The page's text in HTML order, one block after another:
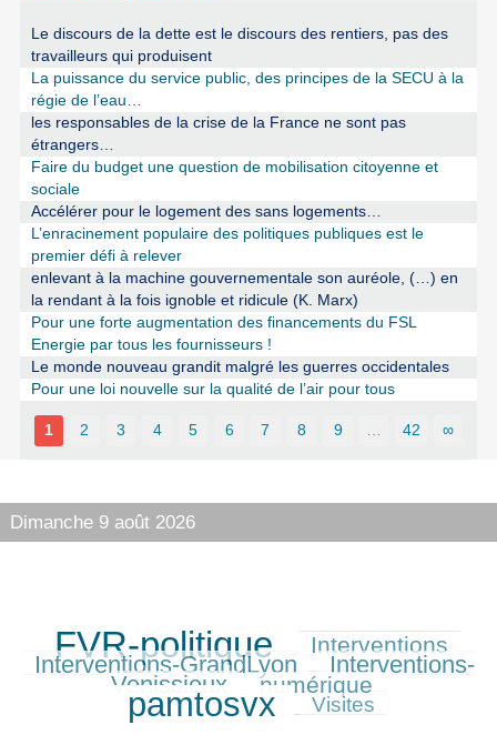
Le discours de la dette est le discours des rentiers, pas des
travailleurs qui produisent
La puissance du service public, des principes de la SECU à la
régie de l’eau…
les responsables de la crise de la France ne sont pas
étrangers…
Faire du budget une question de mobilisation citoyenne et
sociale
Accélérer pour le logement des sans logements…
L’enracinement populaire des politiques publiques est le
premier défi à relever
enlevant à la machine gouvernementale son auréole, (…) en
la rendant à la fois ignoble et ridicule (K. Marx)
Pour une forte augmentation des financements du FSL
Energie par tous les fournisseurs !
Le monde nouveau grandit malgré les guerres occidentales
Pour une loi nouvelle sur la qualité de l’air pour tous
1 2 3 4 5 6 7 8 9 42 ∞
Dimanche 9 août 2026
718/718
FVR-politique
301/718 Interventions
327/718
Interventions-GrandLyon
337/718 Interventions-
Venissieux numérique
pamtosvx Visites